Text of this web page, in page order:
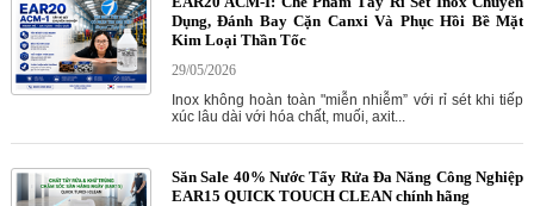
Dụng, Đánh Bay Cặn Canxi Và Phục Hồi Bề Mặt
Kim Loại Thần Tốc
29/05/2026
Inox không hoàn toàn "miễn nhiễm” với rỉ sét khi tiếp
xúc lâu dài với hóa chất, muối, axit...
Săn Sale 40% Nước Tẩy Rửa Đa Năng Công Nghiệp
EAR15 QUICK TOUCH CLEAN chính hãng